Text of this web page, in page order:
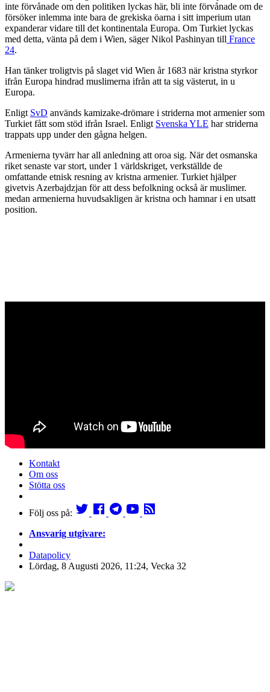
inte förvånade om den politiken lyckas här, bli inte förvånade om de
försöker inlemma inte bara de grekiska öarna i sitt imperium utan
expanderar vidare till det kontinentala Europa. Om Turkiet lyckas
med detta, vänta på dem i Wien, säger Nikol Pashinyan till France
24.
Han tänker troligtvis på slaget vid Wien år 1683 när kristna styrkor
ifrån Europa hindrad muslimerna ifrån att ta sig västerut, in u
Europa.
Enligt SvD används kamizake-drömare i striderna mot armenier som
Turkiet fått som stöd ifrån Israel. Enligt Svenska YLE har striderna
trappats upp under den gågna helgen.
Armenierna tyvärr har all anledning att oroa sig. När det osmanska
riket senaste var stort, under 1 världskriget, verkställde de
omfattande etnisk resning av kristna armenier. Turkiet hjälper
givetvis Azerbajdzjan för att dess befolkning också är muslimer.
medan armenierna huvudsakligen är kristna och hamnar i en utsatt
position.
Kontakt
Om oss
Stötta oss
Följ oss på:
Ansvarig utgivare:
Datapolicy
Lördag, 8 Augusti 2026, 11:24, Vecka 32